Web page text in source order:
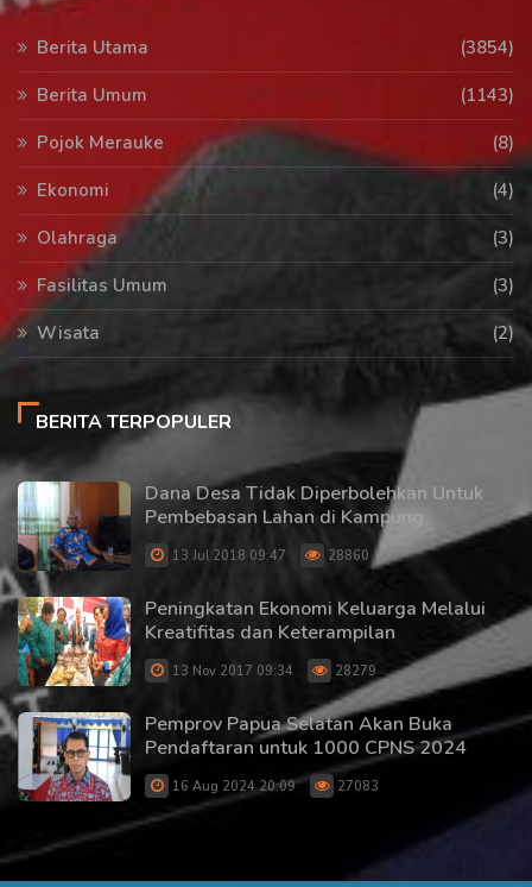
Berita Utama
(3854)
Berita Umum
(1143)
Pojok Merauke
(8)
Ekonomi
(4)
Olahraga
(3)
Fasilitas Umum
(3)
Wisata
(2)
BERITA TERPOPULER
Dana Desa Tidak Diperbolehkan Untuk
Pembebasan Lahan di Kampung
13 Jul 2018 09:47 28860
Peningkatan Ekonomi Keluarga Melalui
Kreatifitas dan Keterampilan
13 Nov 2017 09:34 28279
Pemprov Papua Selatan Akan Buka
Pendaftaran untuk 1000 CPNS 2024
16 Aug 2024 20:09 27083